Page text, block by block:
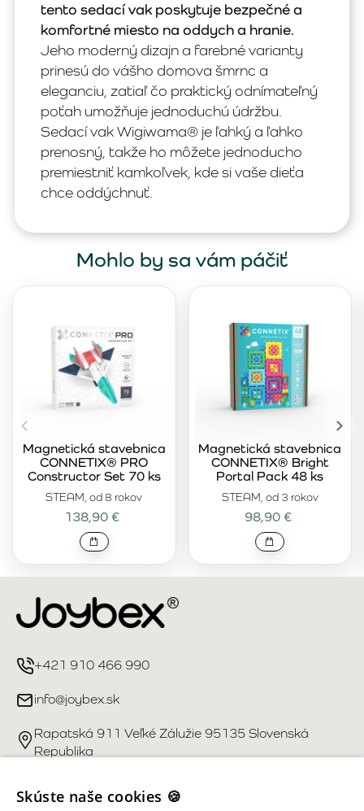
tento sedací vak poskytuje bezpečné a
komfortné miesto na oddych a hranie.
Jeho moderný dizajn a farebné varianty
prinesú do vášho domova šmrnc a
eleganciu, zatiaľ čo praktický odnímateľný
poťah umožňuje jednoduchú údržbu.
Sedací vak Wigiwama® je ľahký a ľahko
prenosný, takže ho môžete jednoducho
premiestniť kamkoľvek, kde si vaše dieťa
chce oddýchnuť.
Mohlo by sa vám páčiť
STEAM, od 8 rokov
Magnetická stavebnica
CONNETIX® PRO
Constructor Set 70 ks
138,90 €
STEAM, od 3 rokov
Magnetická stavebnica
CONNETIX® Bright
Portal Pack 48 ks
98,90 €
+421 910 466 990
info@joybex.sk
Rapatská 911 Veľké Zálužie 95135 Slovenská
Republika
Užitočné odkazy
Skúste naše cookies 🍪